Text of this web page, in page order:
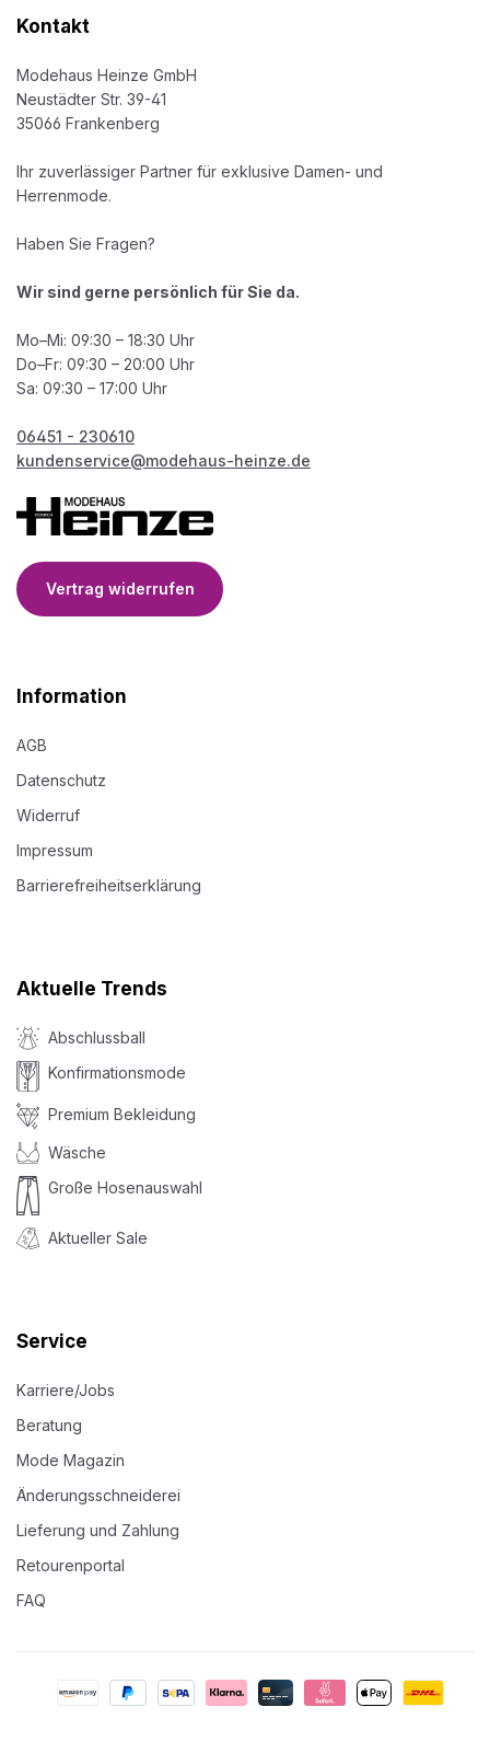
Kontakt
Modehaus Heinze GmbH
Neustädter Str. 39-41
35066 Frankenberg
Ihr zuverlässiger Partner für exklusive Damen- und
Herrenmode.
Haben Sie Fragen?
Wir sind gerne persönlich für Sie da.
Mo–Mi: 09:30 – 18:30 Uhr
Do–Fr: 09:30 – 20:00 Uhr
Sa: 09:30 – 17:00 Uhr
06451 - 230610
kundenservice@modehaus-heinze.de
Vertrag widerrufen
Information
AGB
Datenschutz
Widerruf
Impressum
Barrierefreiheitserklärung
Aktuelle Trends
Abschlussball
Konfirmationsmode
Premium Bekleidung
Wäsche
Große Hosenauswahl
Aktueller Sale
Service
Karriere/Jobs
Beratung
Mode Magazin
Änderungsschneiderei
Lieferung und Zahlung
Retourenportal
FAQ